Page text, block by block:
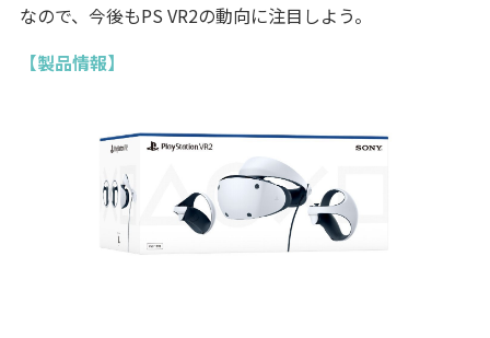
なので、今後もPS VR2の動向に注目しよう。
【製品情報】